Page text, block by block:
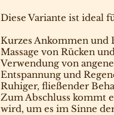
Diese Variante ist ideal
Kurzes Ankommen und
Massage von Rücken
Verwendung von
Entspannung und
Ruhiger, fließender
Zum Abschluss kommt
wird, um es im Sinne